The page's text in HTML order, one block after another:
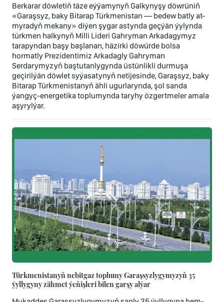
Berkarar döwletiň täze eýýamynyň Galkynyşy döwrüniň
«Garaşsyz, baky Bitarap Türkmenistan — bedew batly at-
myradyň mekany» diýen şygar astynda geçýän ýylynda
türkmen halkynyň Milli Lideri Gahryman Arkadagymyz
tarapyndan başy başlanan, häzirki döwürde bolsa
hormatly Prezidentimiz Arkadagly Gahryman
Serdarymyzyň baştutanlygynda üstünlikli durmuşa
geçirilýän döwlet syýasatynyň netijesinde, Garaşsyz, baky
Bitarap Türkmenistanyň ähli ugurlarynda, şol sanda
ýangyç-energetika toplumynda taryhy özgertmeler amala
aşyrylýar.
Türkmenistanyň nebitgaz toplumy Garaşsyzlygymyzyň 35
ýyllygyny zähmet ýeňişleri bilen garşy alýar